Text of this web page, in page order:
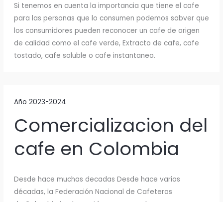
Si tenemos en cuenta la importancia que tiene el cafe
para las personas que lo consumen podemos sabver que
los consumidores pueden reconocer un cafe de origen
de calidad como el cafe verde, Extracto de cafe, cafe
tostado, cafe soluble o cafe instantaneo.
Año 2023-2024
Comercializacion del
cafe en Colombia
Desde hace muchas decadas Desde hace varias
décadas, la Federación Nacional de Cafeteros